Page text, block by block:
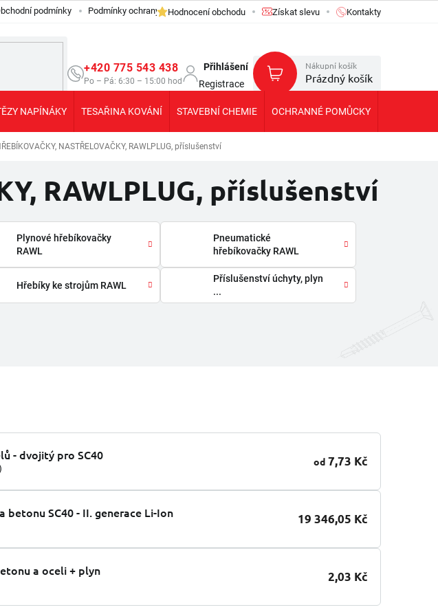
podmínky Podmínky ochrany osobních údajů GDPR
Hodnocení obchodu Získat slevu Kontakty
+420 775 543 438
Po – Pá: 6:30 – 15:00 hod
Přihlášení
Registrace
Nákupní košík
Prázdný košík
NAPÍNÁKY TESAŘINA KOVÁNÍ STAVEBNÍ CHEMIE OCHRANNÉ POMŮCKY
NASTŘELOVAČKY, RAWLPLUG, příslušenství
RAWLPLUG, příslušenství
Plynové hřebíkovačky
RAWL
Pneumatické
hřebíkovačky RAWL
Hřebíky ke strojům RAWL
Příslušenství úchyty, plyn
...
- dvojitý pro SC40 od 7,73 Kč
SC40 - II. generace Li-Ion 19 346,05 Kč
a oceli + plyn 2,03 Kč